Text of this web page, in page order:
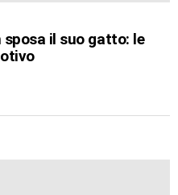
sposa il suo gatto: le